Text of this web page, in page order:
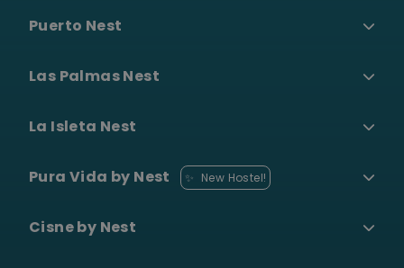
Puerto Nest
Las Palmas Nest
La Isleta Nest
Pura Vida by Nest ✨ New Hostel!
Cisne by Nest